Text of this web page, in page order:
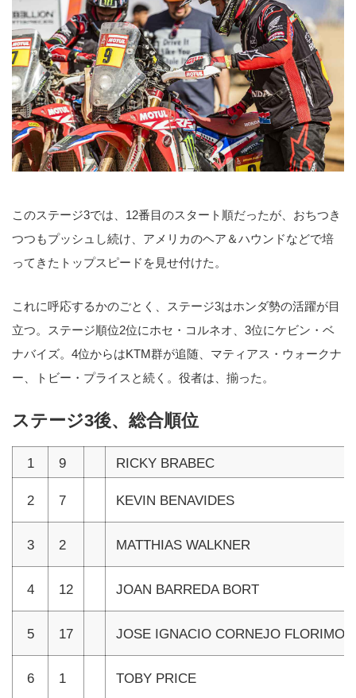
このステージ3では、12番目のスタート順だったが、おちつき
つつもプッシュし続け、アメリカのヘア＆ハウンドなどで培
ってきたトップスピードを見せ付けた。
これに呼応するかのごとく、ステージ3はホンダ勢の活躍が目
立つ。ステージ順位2位にホセ・コルネオ、3位にケビン・ベ
ナバイズ。4位からはKTM群が追随、マティアス・ウォークナ
ー、トビー・プライスと続く。役者は、揃った。
ステージ3後、総合順位
1 9 RICKY BRABEC
2 7 KEVIN BENAVIDES
3 2 MATTHIAS WALKNER
4 12 JOAN BARREDA BORT
5 17 JOSE IGNACIO CORNEJO FLORIMO
6 1 TOBY PRICE